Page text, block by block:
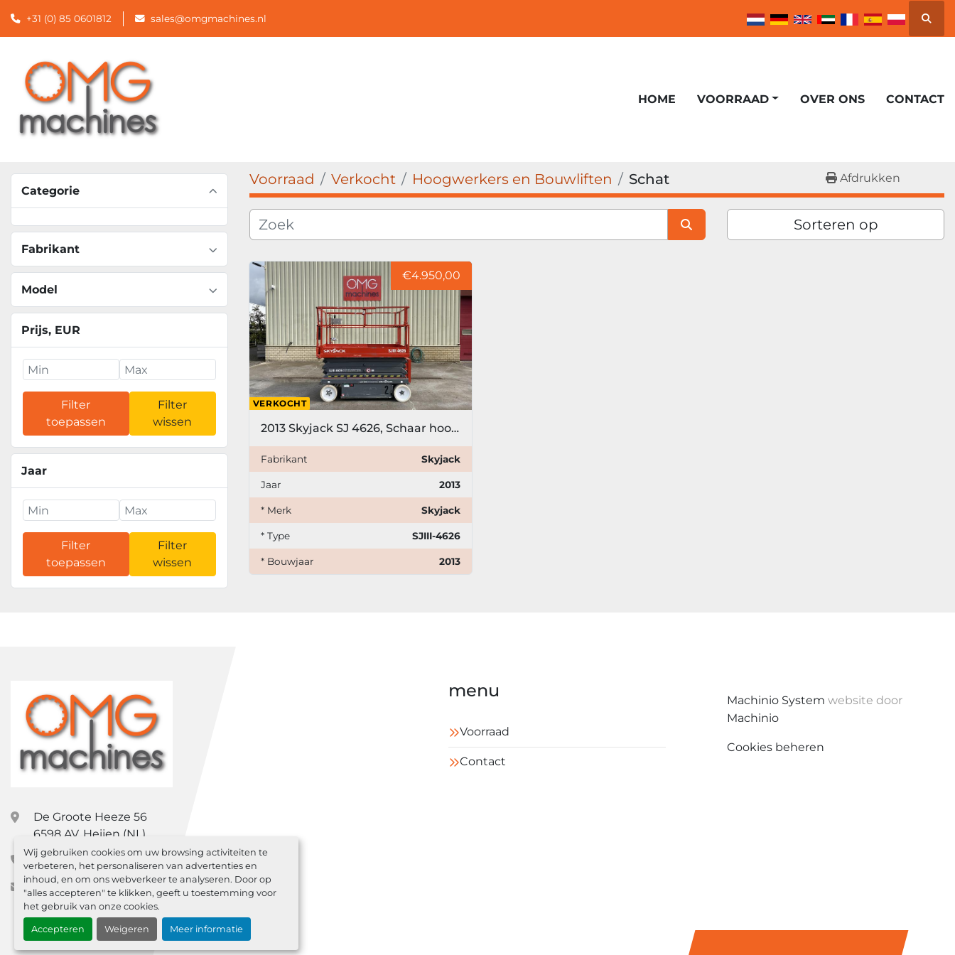
Wij gebruiken cookies om uw browsing activiteiten te
verbeteren, het personaliseren van advertenties en
inhoud, en om ons webverkeer te analyseren. Door op
"alles accepteren" te klikken, geeft u toestemming voor
het gebruik van onze cookies.
Accepteren Weigeren Meer informatie
+31 (0) 85 0601812 sales@omgmachines.nl
Zoek
HOME VOORRAAD OVER ONS CONTACT
Categorie
Fabrikant
Model
Prijs, EUR
Filter
toepassen
Filter
wissen
Jaar
Filter
toepassen
Filter
wissen
Voorraad Verkocht Hoogwerkers en Bouwliften Schat Afdrukken
Sorteren op
€4.950,00
VERKOCHT
2013 Skyjack SJ 4626, Schaar hoogwerker, 10 meter
Fabrikant Skyjack
Jaar 2013
* Merk Skyjack
* Type SJIII-4626
* Bouwjaar 2013
De Groote Heeze 56
6598 AV, Heijen (NL)
+31 (0) 85 0601812
sales@omgmachines.nl
menu
Voorraad
Contact
Machinio System website door
Machinio
Cookies beheren